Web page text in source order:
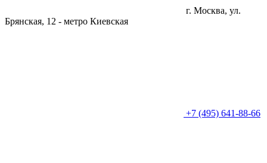
г. Москва, ул.
Брянская, 12 - метро Киевская
+7 (495) 641-88-66